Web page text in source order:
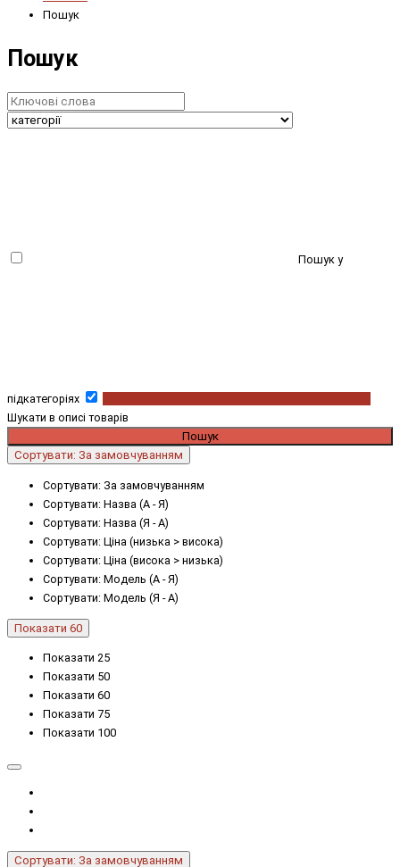
Пошук
Пошук
Пошук у
підкатегоріях
Шукати в описі товарів
Сортувати: За замовчуванням
Сортувати: За замовчуванням
Сортувати: Назва (А - Я)
Сортувати: Назва (Я - А)
Сортувати: Ціна (низька > висока)
Сортувати: Ціна (висока > низька)
Сортувати: Модель (А - Я)
Сортувати: Модель (Я - А)
Показати 60
Показати 25
Показати 50
Показати 60
Показати 75
Показати 100
Сортувати: За замовчуванням